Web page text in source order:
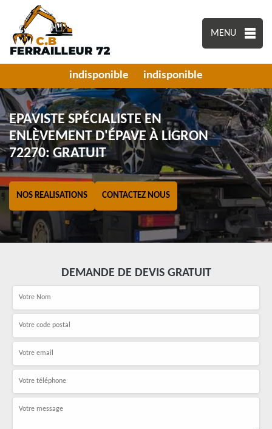
MENU
indisponible indisponible
EPAVISTE SPÉCIALISTE EN
ENLÈVEMENT D'ÉPAVE À LIGRON
72270: GRATUIT
NOS REALISATIONS CONTACTEZ NOUS
DEMANDE DE DEVIS GRATUIT